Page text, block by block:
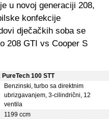
u novoj generaciji 208,
konfekcije
dječačkih soba se
208 GTI vs Cooper S
100 STT
Benzinski, turbo sa direktnim
ubrizgavanjem, 3-cilindrični, 12
ventila
1199 ccm